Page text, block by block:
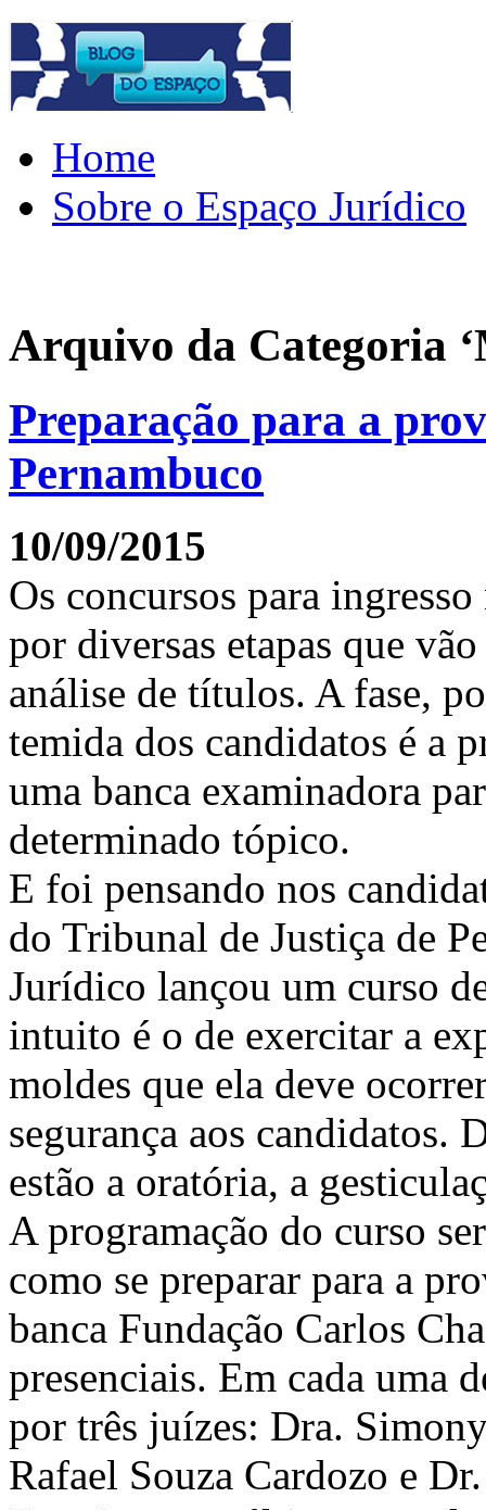
Home
Sobre o Espaço Jurídico
Arquivo da Categoria
Preparação para a
Pernambuco
10/09/2015
Os concursos para
por diversas etapas que
análise de títulos. A fase,
temida dos candidatos é a
uma banca examinadora
determinado tópico.
E foi pensando nos
do Tribunal de Justiça de
Jurídico lançou um curso
intuito é o de exercitar a
moldes que ela deve
segurança aos candidatos.
estão a oratória, a
A programação do curso
como se preparar para a
banca Fundação Carlos
presenciais. Em cada uma
por três juízes: Dra.
Rafael Souza Cardozo e